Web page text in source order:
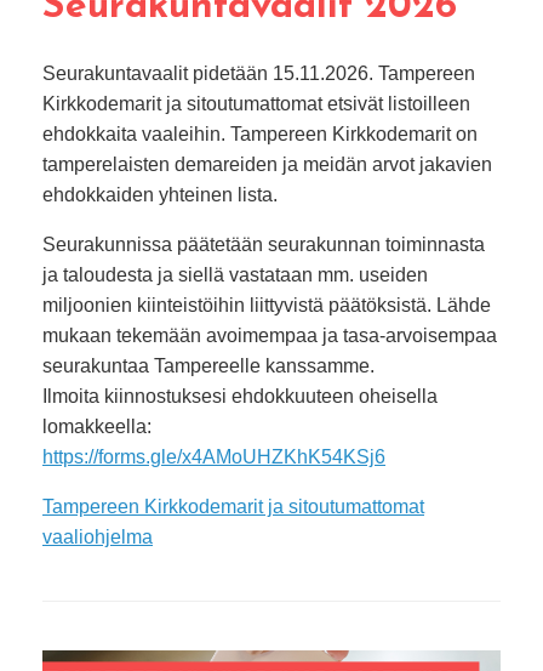
Seurakuntavaalit 2026
Seurakuntavaalit pidetään 15.11.2026. Tampereen
Kirkkodemarit ja sitoutumattomat etsivät listoilleen
ehdokkaita vaaleihin. Tampereen Kirkkodemarit on
tamperelaisten demareiden ja meidän arvot jakavien
ehdokkaiden yhteinen lista.
Seurakunnissa päätetään seurakunnan toiminnasta
ja taloudesta ja siellä vastataan mm. useiden
miljoonien kiinteistöihin liittyvistä päätöksistä. Lähde
mukaan tekemään avoimempaa ja tasa-arvoisempaa
seurakuntaa Tampereelle kanssamme.
Ilmoita kiinnostuksesi ehdokkuuteen oheisella
lomakkeella:
https://forms.gle/x4AMoUHZKhK54KSj6
Tampereen Kirkkodemarit ja sitoutumattomat
vaaliohjelma